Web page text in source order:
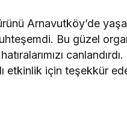
Arnavutköy’de
Bu güzel
canlandırdı.
etkinlik için teşekkür